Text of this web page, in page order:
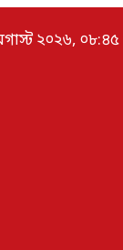
২০২৬, ০৮:৪৫